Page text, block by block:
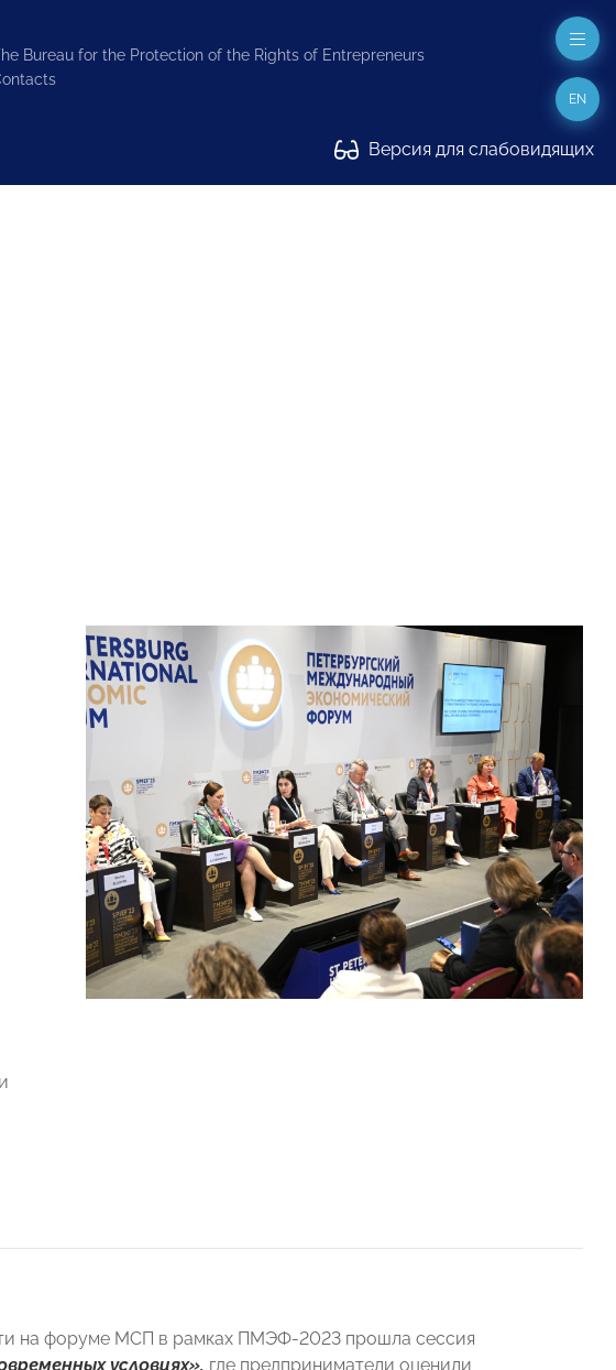
Bureau for the Protection of the Rights of Entrepreneurs
Версия для слабовидящих
EN
на форуме МСП в рамках ПМЭФ-2023 прошла сессия
условиях», где предприниматели оценили